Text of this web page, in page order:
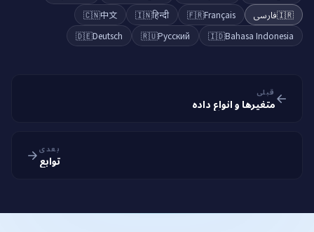
🇮🇷فارسی 🇫🇷Français
🇮🇳हिन्दी
🇨🇳中文
🇮🇩Bahasa Indonesia
🇷🇺Русский
🇩🇪Deutsch
قبلی
متغیرها و انواع داده
بعدی
توابع